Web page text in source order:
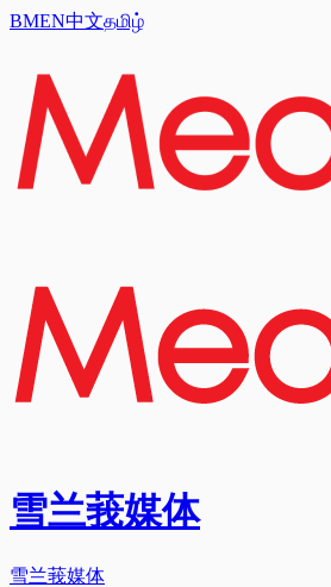
BMEN中文தமிழ்
雪兰莪媒体
雪兰莪媒体